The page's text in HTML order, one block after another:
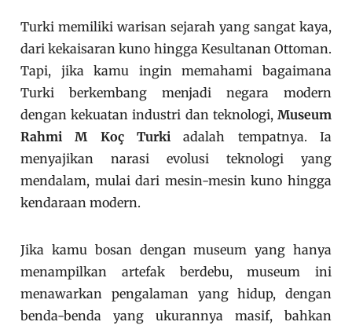
Turki memiliki warisan sejarah yang sangat kaya,
dari kekaisaran kuno hingga Kesultanan Ottoman.
Tapi, jika kamu ingin memahami bagaimana
Turki berkembang menjadi negara modern
dengan kekuatan industri dan teknologi, Museum
Rahmi M Koç Turki adalah tempatnya. Ia
menyajikan narasi evolusi teknologi yang
mendalam, mulai dari mesin-mesin kuno hingga
kendaraan modern.
Jika kamu bosan dengan museum yang hanya
menampilkan artefak berdebu, museum ini
menawarkan pengalaman yang hidup, dengan
benda-benda yang ukurannya masif, bahkan